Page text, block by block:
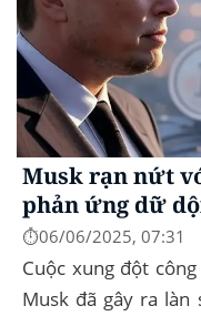
Musk rạn nứt
phản ứng dữ
⏱️06/06/2025, 07:31
Cuộc xung đột
Musk đã gây ra